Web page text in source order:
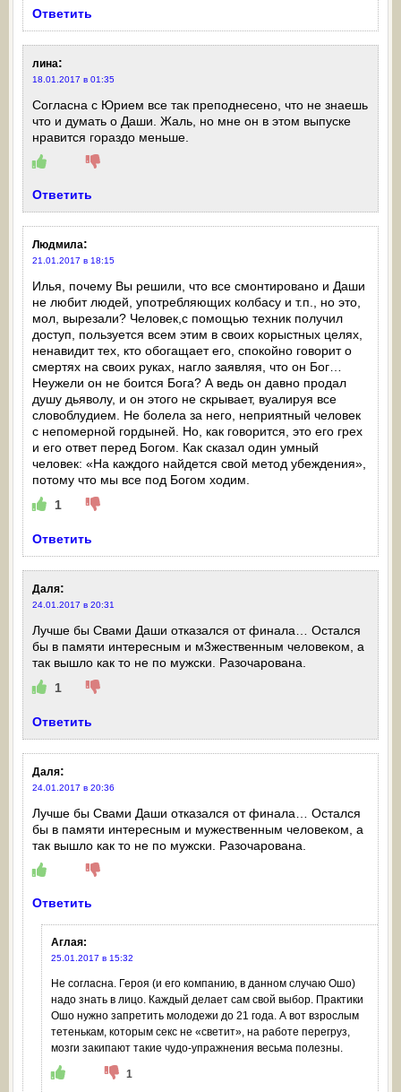
Ответить
лина:
18.01.2017 в 01:35
Согласна с Юрием все так преподнесено, что не знаешь
что и думать о Даши. Жаль, но мне он в этом выпуске
нравится гораздо меньше.
Ответить
Людмила:
21.01.2017 в 18:15
Илья, почему Вы решили, что все смонтировано и Даши
не любит людей, употребляющих колбасу и т.п., но это,
мол, вырезали? Человек,с помощью техник получил
доступ, пользуется всем этим в своих корыстных целях,
ненавидит тех, кто обогащает его, спокойно говорит о
смертях на своих руках, нагло заявляя, что он Бог…
Неужели он не боится Бога? А ведь он давно продал
душу дьяволу, и он этого не скрывает, вуалируя все
словоблудием. Не болела за него, неприятный человек
с непомерной гордыней. Но, как говорится, это его грех
и его ответ перед Богом. Как сказал один умный
человек: «На каждого найдется свой метод убеждения»,
потому что мы все под Богом ходим.
1
Ответить
Даля:
24.01.2017 в 20:31
Лучше бы Свами Даши отказался от финала… Остался
бы в памяти интересным и м3жественным человеком, а
так вышло как то не по мужски. Разочарована.
1
Ответить
Даля:
24.01.2017 в 20:36
Лучше бы Свами Даши отказался от финала… Остался
бы в памяти интересным и мужественным человеком, а
так вышло как то не по мужски. Разочарована.
Ответить
Аглая:
25.01.2017 в 15:32
Не согласна. Героя (и его компанию, в данном случаю Ошо)
надо знать в лицо. Каждый делает сам свой выбор. Практики
Ошо нужно запретить молодежи до 21 года. А вот взрослым
тетенькам, которым секс не «светит», на работе перегруз,
мозги закипают такие чудо-упражнения весьма полезны.
1